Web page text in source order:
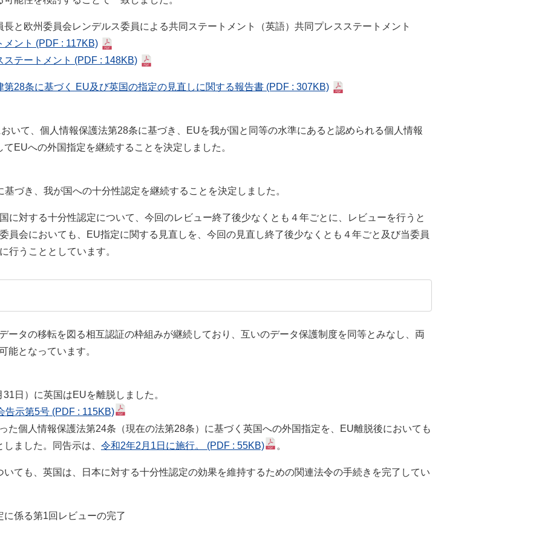
と欧州委員会レンデルス委員による共同ステートメント（英語）共同プレスステートメント
メント (PDF : 117KB)
テートメント (PDF : 148KB)
28条に基づく EU及び英国の指定の見直しに関する報告書 (PDF : 307KB)
いて、個人情報保護法第28条に基づき、EUを我が国と同等の水準にあると認められる個人情報
EUへの外国指定を継続することを決定しました。
づき、我が国への十分性認定を継続することを決定しました。
に対する十分性認定について、今回のレビュー終了後少なくとも４年ごとに、レビューを行うと
員会においても、EU指定に関する見直しを、今回の見直し終了後少なくとも４年ごと及び当委員
行うこととしています。
ータの移転を図る相互認証の枠組みが継続しており、互いのデータ保護制度を同等とみなし、両
能となっています。
日）に英国はEUを離脱しました。
告示第5号 (PDF : 115KB)
た個人情報保護法第24条（現在の法第28条）に基づく英国への外国指定を、EU離脱後においても
ました。同告示は、 令和2年2月1日に施行。 (PDF : 55KB) 。
ても、英国は、日本に対する十分性認定の効果を維持するための関連法令の手続きを完了してい
係る第1回レビューの完了